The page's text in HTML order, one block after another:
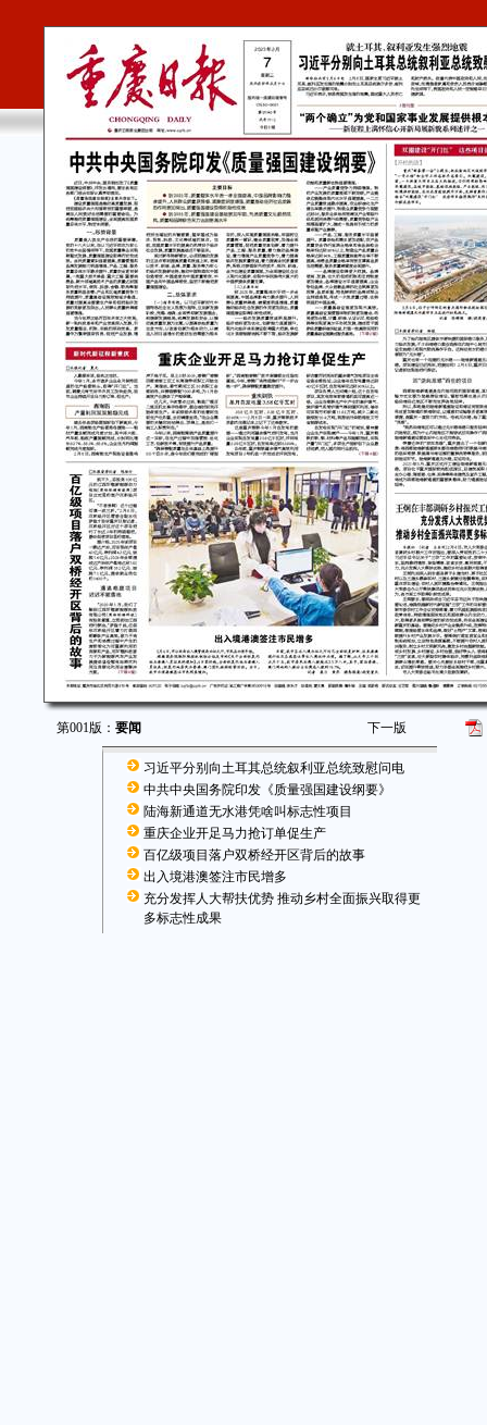
第001版： 要闻 下一版
习近平分别向土耳其总统叙利亚总统致慰问电
中共中央国务院印发《质量强国建设纲要》
陆海新通道无水港凭啥叫标志性项目
重庆企业开足马力抢订单促生产
百亿级项目落户双桥经开区背后的故事
出入境港澳签注市民增多
充分发挥人大帮扶优势 推动乡村全面振兴取得更
多标志性成果